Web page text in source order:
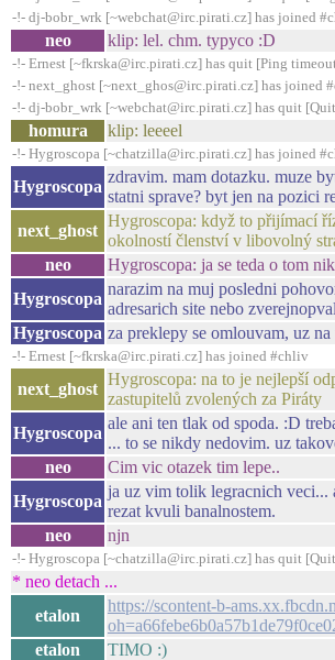
-!- dj-bobr_wrk [~webchat@irc.pirati.cz] has joined
neo klip: lel. chm. typyco :D
-!- Ernest [~fkrska@irc.pirati.cz] has quit [Ping
-!- next_ghost [~next_ghos@irc.pirati.cz] has joined
-!- dj-bobr_wrk [~webchat@irc.pirati.cz] has quit
homura klip: leeeel
-!- Hygroscopa [~chatzilla@irc.pirati.cz] has joined
Hygroscopa
zdravim. mam dotazku. muze
statni sprave? byt jen na pozici
next_ghost
Hygroscopa: když to přijímací
okolností členství v libovolný
neo
Hygroscopa: ja se teda o tom
Hygroscopa
narazim na muj posledni
adresarich site nebo
Hygroscopa za preklepy se omlouvam, uz
-!- Ernest [~fkrska@irc.pirati.cz] has joined #chliv
next_ghost
Hygroscopa: na to je nejlepší
zastupitelů zvolených za Piráty
Hygroscopa
ale ani ten tlak od spoda. :D
... to se nikdy nedovim. uz
neo
Cim vic otazek tim lepe..
Hygroscopa
ja uz vim tolik legracnich veci...
rezat kvuli banalnostem.
neo
njn
-!- Hygroscopa [~chatzilla@irc.pirati.cz] has quit
* neo detach ...
etalon
https://scontent-b-
etalon
TIMO :)